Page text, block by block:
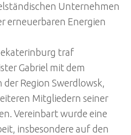
Unternehmen
erneuerbaren Energien
traf
Gabriel mit dem
Region Swerdlowsk,
Mitgliedern seiner
Vereinbart wurde eine
insbesondere auf den